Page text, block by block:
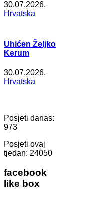
30.07.2026.
Hrvatska
Uhićen Željko
Kerum
30.07.2026.
Hrvatska
Posjeti danas:
973
Posjeti ovaj
tjedan: 24050
facebook
like box